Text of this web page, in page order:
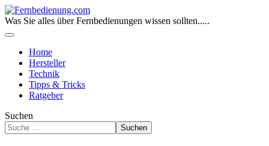
Was Sie alles über Fernbedienungen wissen sollten.....
Home
Hersteller
Technik
Tipps & Tricks
Ratgeber
Suchen
Suchen